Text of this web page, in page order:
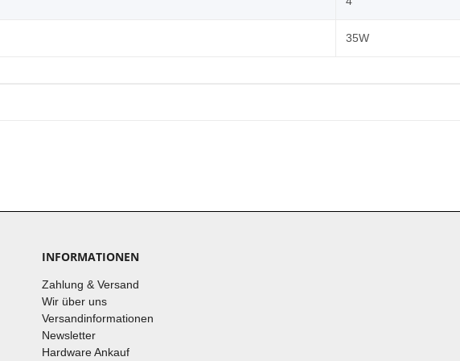
35W
INFORMATIONEN
Zahlung & Versand
Wir über uns
Versandinformationen
Newsletter
Hardware Ankauf